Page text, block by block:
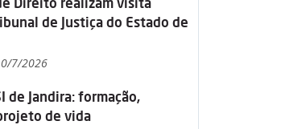
de Justiça do Estado de
7/2026
de Jandira: formação,
de vida